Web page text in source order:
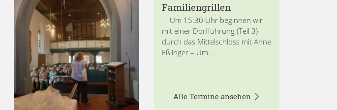
Familiengrillen
Um 15:30 Uhr beginnen wir
mit einer Dorfführung (Teil 3)
durch das Mittelschloss mit Anne
Eßlinger – Um...
Alle Termine ansehen